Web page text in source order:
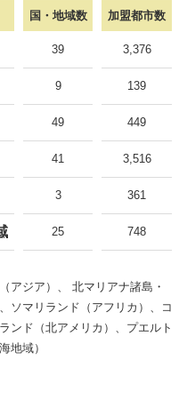
国・地域数 加盟都市数
39 3,376
9 139
49 449
41 3,516
3 361
25 748
アジア）、 北マリアナ諸島・
ソマリランド（アフリカ）、コ
ンド（北アメリカ）、プエルト
地域）